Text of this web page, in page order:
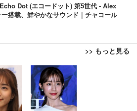
Dot (エコードット) 第5世代 - Alex
搭載、鮮やかなサウンド｜チャコール
>> もっと見る
オフィスチェア 椅子 テレワーク 疲れな
げ式アームレスト コンパクト 約105度ロッ
事務椅子 360度回転 座面昇降 強化ナイロ
ス 通気性メッシュ 在宅ワーク H-WY01
+黒足)
ネス向けプレミアムモニター | FlexScan
WT | 31.5型4K UHD・USB Type-C・ホワ
ーシック ペットシーツ 薄型 レギュラー 1
無香料 ホワイト 300枚